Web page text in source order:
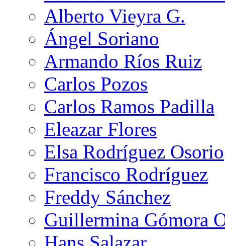
Alberto Vieyra G.
Ángel Soriano
Armando Ríos Ruiz
Carlos Pozos
Carlos Ramos Padilla
Eleazar Flores
Elsa Rodríguez Osorio
Francisco Rodríguez
Freddy Sánchez
Guillermina Gómora